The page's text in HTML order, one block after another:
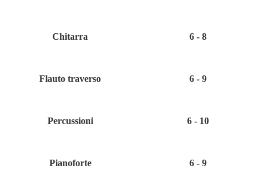
Chitarra 6 - 8
Flauto traverso 6 - 9
Percussioni 6 - 10
Pianoforte 6 - 9